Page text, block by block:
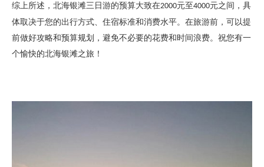
综上所述，北海银滩三日游的预算大致在2000元至4000元之间，具
体取决于您的出行方式、住宿标准和消费水平。在旅游前，可以提
前做好攻略和预算规划，避免不必要的花费和时间浪费。祝您有一
个愉快的北海银滩之旅！